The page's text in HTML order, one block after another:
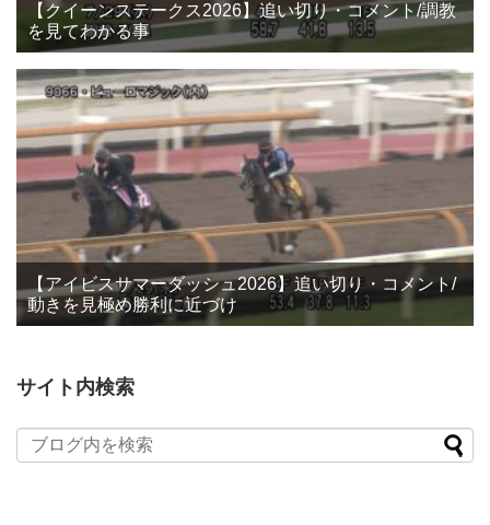
【クイーンステークス2026】追い切り・コメント/調教
を見てわかる事
【アイビスサマーダッシュ2026】追い切り・コメント/
動きを見極め勝利に近づけ
サイト内検索